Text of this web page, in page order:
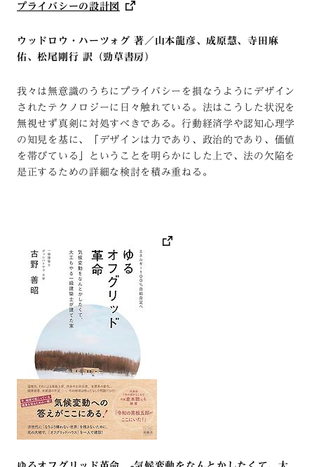
プライバシーの設計図
ウッドロウ・ハーツォグ 著／山本龍彦、成原慧、寺田麻
佑、松尾剛行 訳（勁草書房）
我々は無意識のうちにプライバシーを損なうようにデザイン
されたテクノロジーに日々触れている。法はこうした状況を
無視せず真剣に対処すべきである。行動経済学や認知心理学
の知見を基に、「デザインは力であり、政治的であり、価値
を帯びている」ということを明らかにした上で、法の欠陥を
是正するための詳細な検討を積み重ねる。